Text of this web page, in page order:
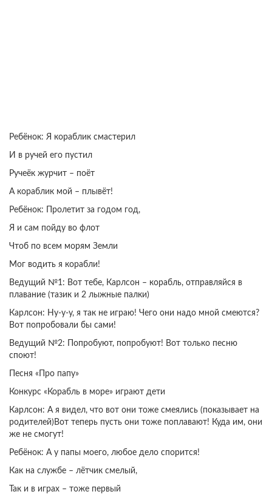
Ребёнок: Я кораблик смастерил
И в ручей его пустил
Ручеёк журчит – поёт
А кораблик мой – плывёт!
Ребёнок: Пролетит за годом год,
Я и сам пойду во флот
Чтоб по всем морям Земли
Мог водить я корабли!
Ведущий №1: Вот тебе, Карлсон – корабль, отправляйся в
плавание (тазик и 2 лыжные палки)
Карлсон: Ну-у-у, я так не играю! Чего они надо мной смеются?
Вот попробовали бы сами!
Ведущий №2: Попробуют, попробуют! Вот только песню
споют!
Песня «Про папу»
Конкурс «Корабль в море» играют дети
Карлсон: А я видел, что вот они тоже смеялись (показывает на
родителей)Вот теперь пусть они тоже поплавают! Куда им, они
же не смогут!
Ребёнок: А у папы моего, любое дело спорится!
Как на службе – лётчик смелый,
Так и в играх – тоже первый